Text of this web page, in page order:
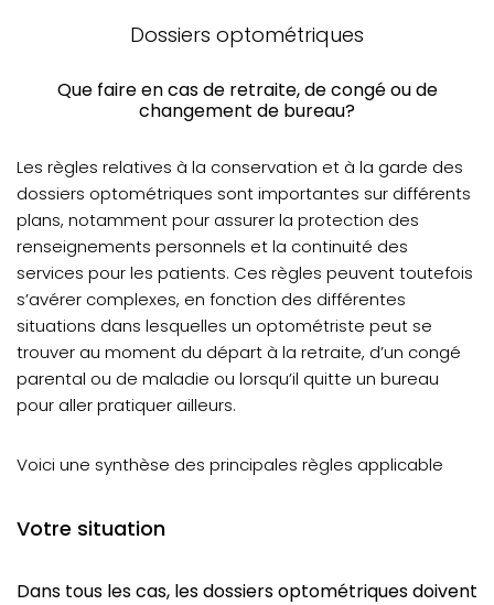
Dossiers optométriques
Que faire en cas de retraite, de congé ou de
changement de bureau?
Les règles relatives à la conservation et à la garde des
dossiers optométriques sont importantes sur différents
plans, notamment pour assurer la protection des
renseignements personnels et la continuité des
services pour les patients. Ces règles peuvent toutefois
s’avérer complexes, en fonction des différentes
situations dans lesquelles un optométriste peut se
trouver au moment du départ à la retraite, d’un congé
parental ou de maladie ou lorsqu’il quitte un bureau
pour aller pratiquer ailleurs.
Voici une synthèse des principales règles applicable
Votre situation
Dans tous les cas, les dossiers optométriques doivent